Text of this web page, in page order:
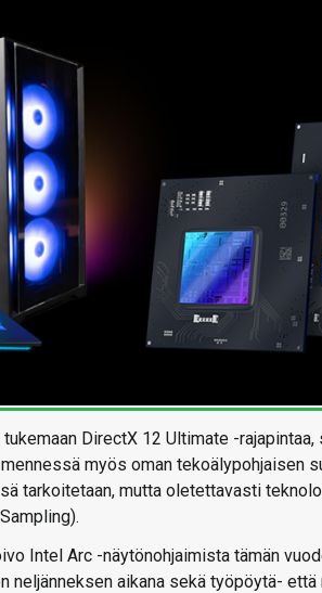
DirectX 12 Ultimate -
myös oman tekoälypohjaisen
tarkoitetaan, mutta oletettavasti
Intel Arc -näytönohjaimista tämän
neljänneksen aikana sekä työpöytä-